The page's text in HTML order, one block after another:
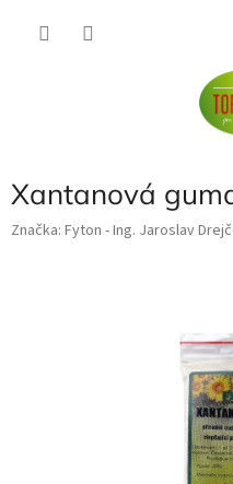
Xantanová
Značka: Fyton - Ing. Jaroslav